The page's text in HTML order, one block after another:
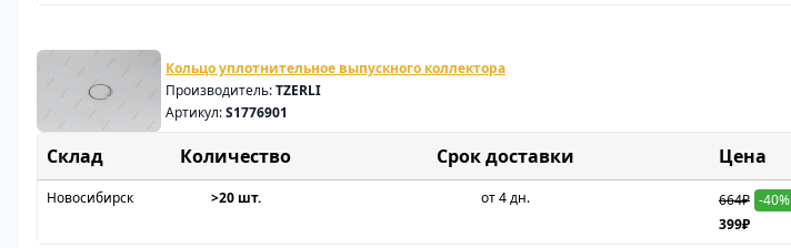
Кольцо уплотнительное выпускного коллектора
Производитель:TZERLI
Артикул:S1776901
Склад Срок доставки Цена
Новосибирск >20 шт. от 4 дн. 664₽ -40%
399₽